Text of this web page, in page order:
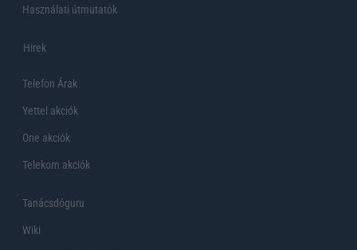
Használati útmutatók
Hirek
Telefon Árak
Yettel akciók
One akciók
Telekom akciók
Tanácsdóguru
Wiki